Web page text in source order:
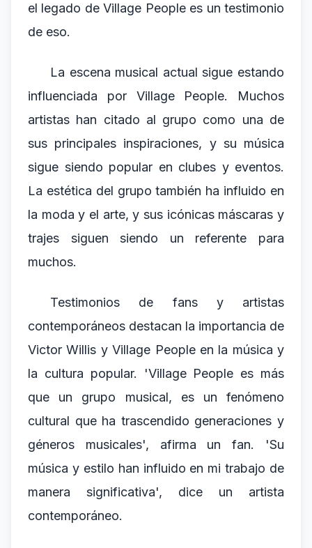
el legado de Village People es un testimonio
de eso.
La escena musical actual sigue estando
influenciada por Village People. Muchos
artistas han citado al grupo como una de
sus principales inspiraciones, y su música
sigue siendo popular en clubes y eventos.
La estética del grupo también ha influido en
la moda y el arte, y sus icónicas máscaras y
trajes siguen siendo un referente para
muchos.
Testimonios de fans y artistas
contemporáneos destacan la importancia de
Victor Willis y Village People en la música y
la cultura popular. 'Village People es más
que un grupo musical, es un fenómeno
cultural que ha trascendido generaciones y
géneros musicales', afirma un fan. 'Su
música y estilo han influido en mi trabajo de
manera significativa', dice un artista
contemporáneo.